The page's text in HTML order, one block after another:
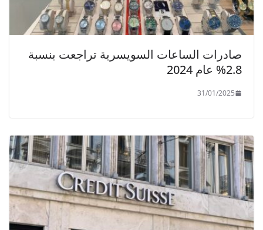
صادرات الساعات السويسرية تراجعت بنسبة
2.8% عام 2024
31/01/2025